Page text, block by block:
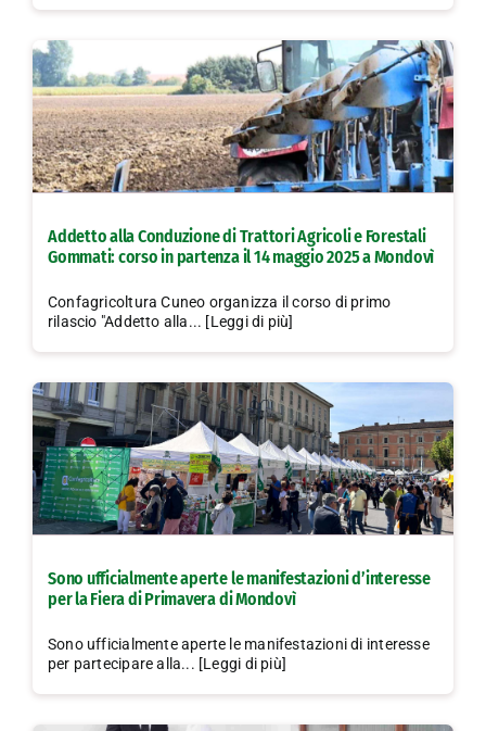
Addetto alla Conduzione di Trattori Agricoli e Forestali
Gommati: corso in partenza il 14 maggio 2025 a Mondovì
Confagricoltura Cuneo organizza il corso di primo
rilascio "Addetto alla... [Leggi di più]
Sono ufficialmente aperte le manifestazioni d’interesse
per la Fiera di Primavera di Mondovì
Sono ufficialmente aperte le manifestazioni di interesse
per partecipare alla... [Leggi di più]